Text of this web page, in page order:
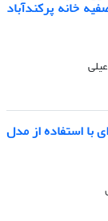
خانه پرکندآباد
با استفاده از مدل